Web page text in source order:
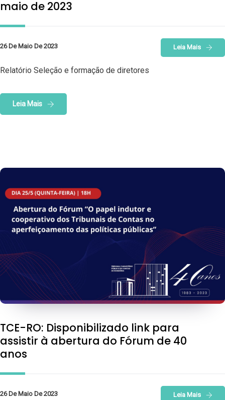
maio de 2023
26 De Maio De 2023 Leia Mais
Relatório Seleção e formação de diretores
Leia Mais
TCE-RO: Disponibilizado link para
assistir à abertura do Fórum de 40
anos
26 De Maio De 2023 Leia Mais